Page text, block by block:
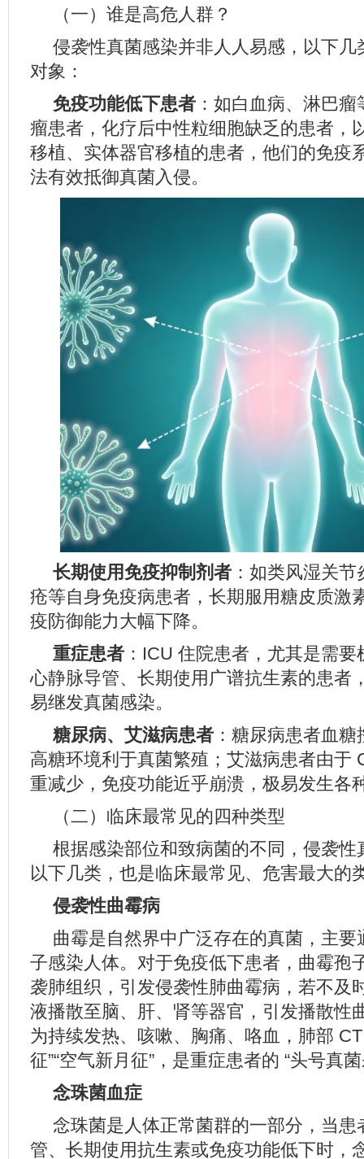
（一）谁是高危人群？
侵袭性真菌感染并非人人易感，以下几
对象：
免疫功能低下患者 ：如白血病、淋巴
瘤患者，化疗后中性粒细胞缺乏的患者，
移植、实体器官移植的患者，他们的免疫
法有效抵御真菌入侵。
长期使用免疫抑制剂者 ：如类风湿关
疮等自身免疫病患者，长期服用糖皮质激
疫防御能力大幅下降。
重症患者 ：ICU 住院患者，尤其是需
心静脉导管、长期使用广谱抗生素的患者
易继发真菌感染。
糖尿病、艾滋病患者 ：糖尿病患者血
高糖环境利于真菌繁殖；艾滋病患者由于
重减少，免疫功能近乎崩溃，极易发生各
（二）临床最常见的四种类型
根据感染部位和致病菌的不同，侵袭性
以下几类，也是临床最常见、危害最大的
侵袭性曲霉病
曲霉是自然界中广泛存在的真菌，主要
子感染人体。对于免疫低下患者，曲霉孢
袭肺组织，引发侵袭性肺曲霉病，若不及
液播散至脑、肝、肾等器官，引发播散性
为持续发热、咳嗽、胸痛、咯血，肺部
征”“空气新月征”，是重症患者的 “头号真
念珠菌血症
念珠菌是人体正常菌群的一部分，当患
管、长期使用抗生素或免疫功能低下时，